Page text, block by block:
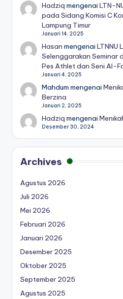
Hadziq mengenaiLTN-
pada Sidang Komisi C
Lampung Timur
Januari 14, 2025
Hasan mengenaiLTNNU
Selenggarakan Seminar
Pes Athlet dan Seni Al-
Januari 4, 2025
Mahdum mengenai
Berzina
Januari 2, 2025
Hadziq mengenai
Desember 30, 2024
Archives
Agustus 2026
Juli 2026
Mei 2026
Februari 2026
Januari 2026
Desember 2025
Oktober 2025
September 2025
Agustus 2025